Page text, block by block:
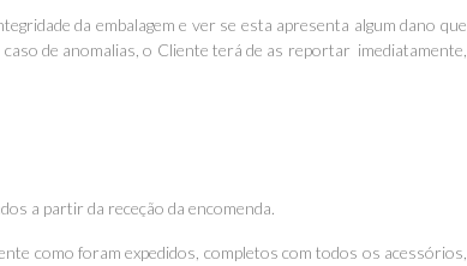
da embalagem e ver se esta apresenta algum dano que
de anomalias, o Cliente terá de as reportar imediatamente,
a partir da receção da encomenda.
como foram expedidos, completos com todos os acessórios,